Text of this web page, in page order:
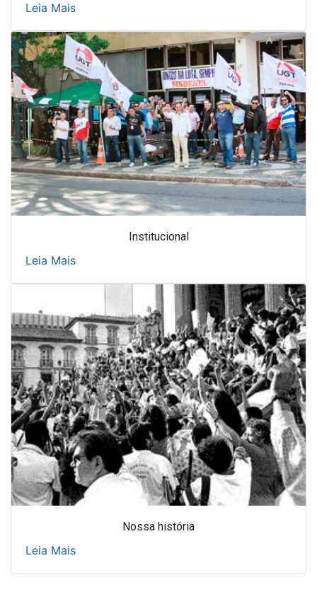
Leia Mais
Institucional
Leia Mais
Nossa história
Leia Mais